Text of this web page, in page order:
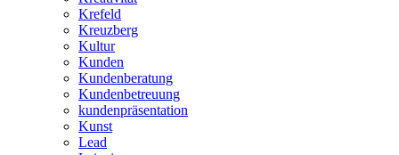
Krefeld
Kreuzberg
Kultur
Kunden
Kundenberatung
Kundenbetreuung
kundenpräsentation
Kunst
Lead